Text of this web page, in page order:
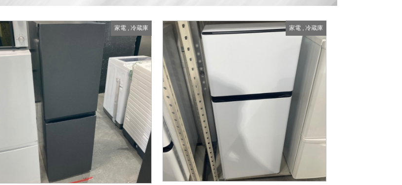
家電, 冷蔵庫 家電 ,冷蔵庫